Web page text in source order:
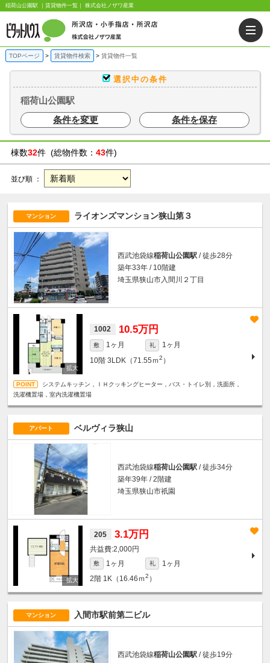
稲荷山公園駅 ｜賃貸物件一覧｜ 株式会社ノザワ産業
TOPページ 賃貸物件検索 賃貸物件一覧
選択中の条件
稲荷山公園駅
条件を変更
条件を保存
棟数32件 (総物件数： 43件)
並び順 ：
マンション ライオンズマンション狭山第３
西武池袋線稲荷山公園駅 / 徒歩28分
築年33年 / 10階建
埼玉県狭山市入間川２丁目
1002 10.5万円
敷 1ヶ月 礼
1ヶ月
10階 3LDK（71.55ｍ2 ）
システムキッチン，ＩＨクッキングヒーター，バス・トイレ別，洗面所，
洗濯機置場，室内洗濯機置場
アパート ベルヴィラ狭山
西武池袋線稲荷山公園駅 / 徒歩34分
築年39年 / 2階建
埼玉県狭山市祇園
205 3.1万円
2,000円
敷 1ヶ月 礼
1ヶ月
2階 1K（16.46ｍ2 ）
マンション 入間市駅前第二ビル
西武池袋線稲荷山公園駅 / 徒歩19分